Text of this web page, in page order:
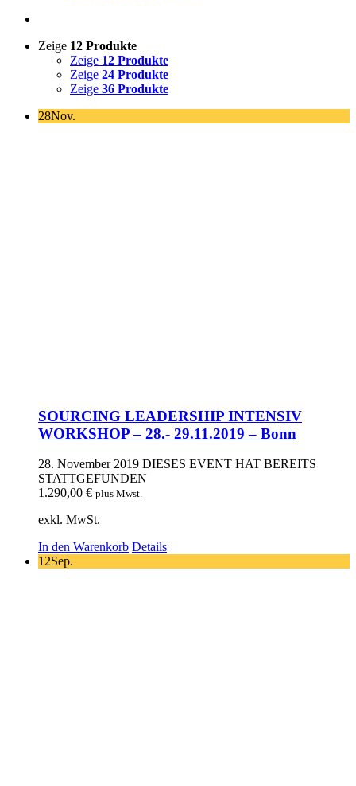
Zeige 12 Produkte
Zeige 12 Produkte
Zeige 24 Produkte
Zeige 36 Produkte
28Nov.
SOURCING LEADERSHIP INTENSIV
WORKSHOP – 28.- 29.11.2019 – Bonn
28. November 2019 DIESES EVENT HAT BEREITS
STATTGEFUNDEN
1.290,00 € plus Mwst.
exkl. MwSt.
In den Warenkorb Details
12Sep.